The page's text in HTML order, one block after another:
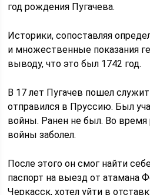
год рождения Пугачева.
Историки, сопоставляя
и множественные показания
выводу, что это был 1742 год.
В 17 лет Пугачев пошел
отправился в Пруссию. Был
войны. Ранен не был. Во время
войны заболел.
После этого он смог найти
паспорт на выезд от атамана
Черкасск, хотел уйти в